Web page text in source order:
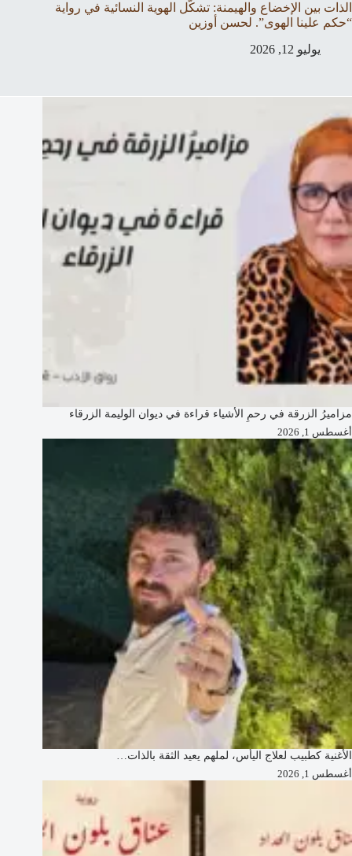
الذات بين الإخضاع والهيمنة: تشكّل الهوية النسائية في رواية
“حكم علينا الهوى”. لحسن أوزين
يوليو 12, 2026
مزاميرُ الزرقة في رحمِ الأشياء قراءة في ديوان الوليمة الزرقاء
أغسطس 1, 2026
الأغنية كطبيب لعلاج اليأس، لملهم يعيد الثقة بالذات…
أغسطس 1, 2026